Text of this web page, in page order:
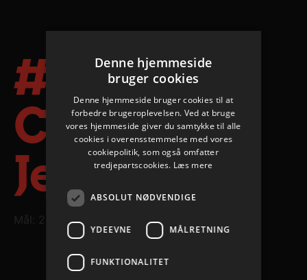
#25
Christian
Jensen
Mål: 2
Denne hjemmeside
bruger cookies
Denne hjemmeside bruger cookies til at
forbedre brugeroplevelsen. Ved at bruge
vores hjemmeside giver du samtykke til alle
cookies i overensstemmelse med vores
cookiepolitik, som også omfatter
tredjepartscookies. Læs mere
ABSOLUT NØDVENDIGE
YDEEVNE MÅLRETNING
FUNKTIONALITET